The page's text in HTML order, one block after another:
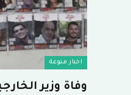
اخبار منوعة
وفاة وزير